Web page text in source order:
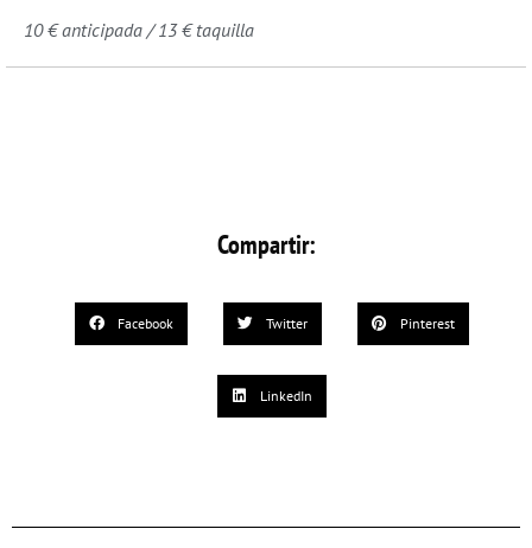
10 € anticipada / 13 € taquilla
Compartir:
Facebook Twitter Pinterest
LinkedIn